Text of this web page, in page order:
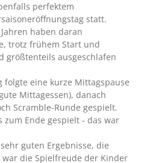
perfektem
statt.
haben daran
trotz frühem Start und
größtenteils ausgeschlafen
eine kurze Mittagspause
Mittagessen), danach
Scramble-Runde gespielt.
zum Ende gespielt - das war
guten Ergebnisse, die
die Spielfreude der Kinder